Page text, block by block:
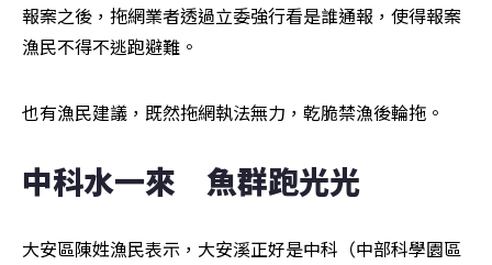
報案之後，拖網業者透過立委強行看是誰通報，使得報案
漁民不得不逃跑避難。
也有漁民建議，既然拖網執法無力，乾脆禁漁後輪拖。
中科水一來　魚群跑光光
大安區陳姓漁民表示，大安溪正好是中科（中部科學園區